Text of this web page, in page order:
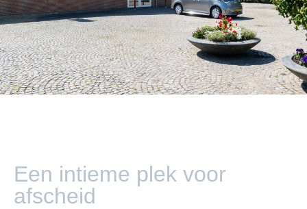
Een intieme plek voor
afscheid